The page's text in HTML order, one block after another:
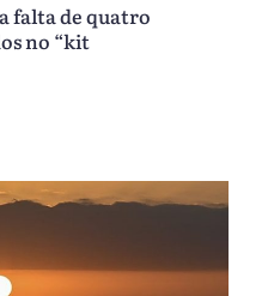
falta de quatro
no “kit